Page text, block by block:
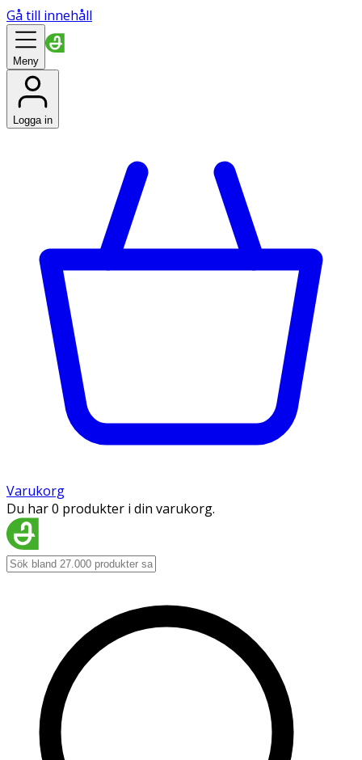
Gå till innehåll
Meny
Logga in
Varukorg
Du har 0 produkter i din varukorg.